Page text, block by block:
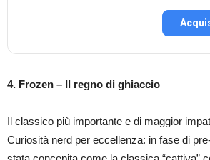
4. Frozen – Il regno di ghiaccio
Il classico più importante e di maggior
Curiosità nerd per eccellenza: in fase di